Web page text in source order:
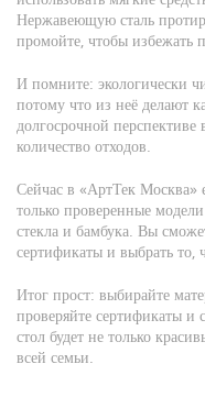
Нержавеющую сталь
промойте, чтобы избежать
И помните: экологически
потому что из неё делают
долгосрочной
количество отходов.
Сейчас в «АртТек Москва»
только проверенные
стекла и бамбука. Вы
сертификаты и выбрать то,
Итог прост: выбирайте
проверяйте сертификаты и
стол будет не только
всей семьи.